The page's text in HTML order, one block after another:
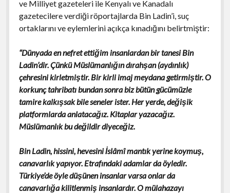
ve Milliyet gazeteleri ile Kenyalı ve Kanadalı
gazetecilere verdiği röportajlarda Bin Ladin’i, suç
ortaklarını ve eylemlerini açıkça kınadığını belirtmiştir:
“Dünyada en nefret ettiğim insanlardan bir tanesi Bin
Ladin’dir. Çünkü Müslümanlığın dırahşan (aydınlık)
çehresini kirletmiştir. Bir kirli imaj meydana getirmiştir. O
korkunç tahribatı bundan sonra biz bütün gücümüzle
tamire kalkışsak bile seneler ister. Her yerde, değişik
platformlarda anlatacağız. Kitaplar yazacağız.
Müslümanlık bu değildir diyeceğiz.
Bin Ladin, hissini, hevesini İslâmî mantık yerine koymuş,
canavarlık yapıyor. Etrafındaki adamlar da öyledir.
Türkiye’de öyle düşünen insanlar varsa onlar da
canavarlığa kilitlenmiş insanlardır. O mülahazayı